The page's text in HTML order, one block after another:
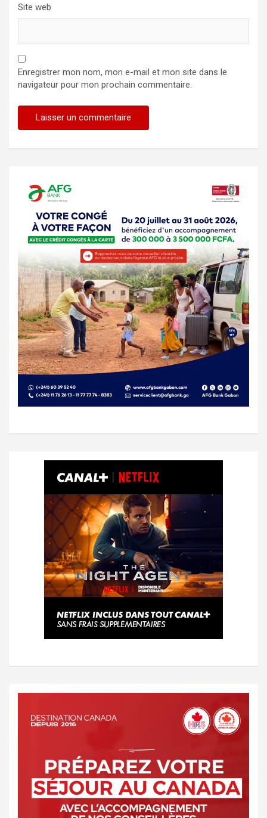
Site web
Enregistrer mon nom, mon e-mail et mon site dans le
navigateur pour mon prochain commentaire.